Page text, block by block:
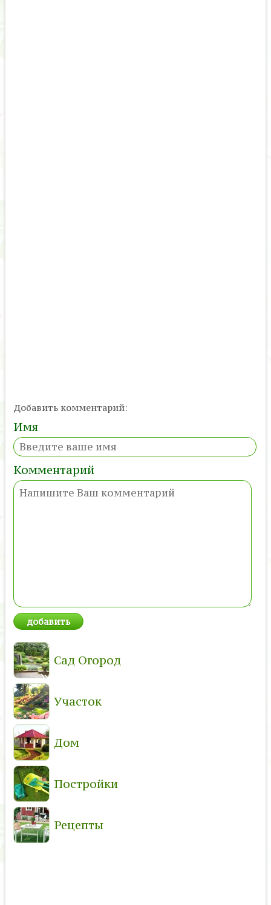
Добавить комментарий:
Имя
Комментарий
Сад Огород
Участок
Дом
Постройки
Рецепты